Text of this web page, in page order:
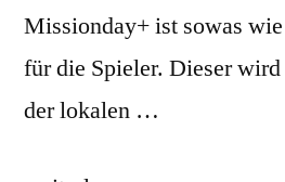
Missionday+ ist sowas
für die Spieler. Dieser
der lokalen …